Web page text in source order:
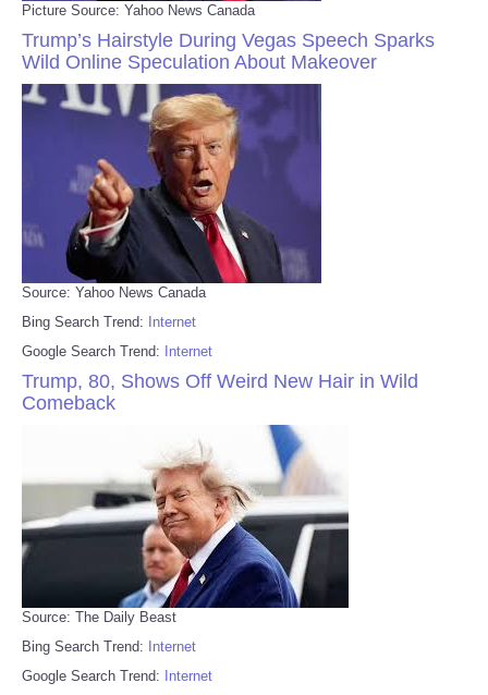
Picture Source: Yahoo News Canada
Trump’s Hairstyle During Vegas Speech Sparks
Wild Online Speculation About Makeover
Source: Yahoo News Canada
Bing Search Trend: Internet
Google Search Trend: Internet
Trump, 80, Shows Off Weird New Hair in Wild
Comeback
Source: The Daily Beast
Bing Search Trend: Internet
Google Search Trend: Internet